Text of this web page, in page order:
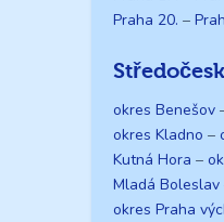
Praha 20. –
okres Benešov
okres Kladno –
Kutná Hora –
Mladá Boleslav
okres Praha